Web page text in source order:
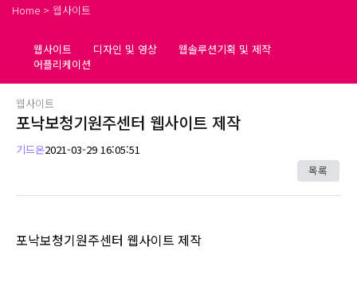
Home > 웹사이트
웹사이트 디자인 및 영상
웹솔루션기획 및 제작
어플리케이션
웹사이트
포낙보청기원주센터 웹사이트 제작
기드온2021-03-29 16:05:51
목록
포낙보청기원주센터 웹사이트 제작